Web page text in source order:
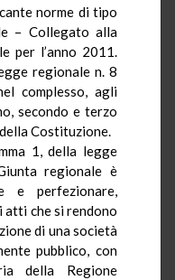
norme di tipo
– Collegato alla
per l’anno 2011.
regionale n. 8
complesso, agli
secondo e terzo
Costituzione.
1, della legge
regionale è
e perfezionare,
che si rendono
di una società
pubblico, con
della Regione